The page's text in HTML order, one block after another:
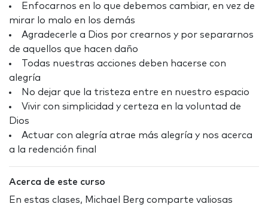
Enfocarnos en lo que debemos cambiar, en vez de
mirar lo malo en los demás
Agradecerle a Dios por crearnos y por separarnos
de aquellos que hacen daño
Todas nuestras acciones deben hacerse con
alegría
No dejar que la tristeza entre en nuestro espacio
Vivir con simplicidad y certeza en la voluntad de
Dios
Actuar con alegría atrae más alegría y nos acerca
a la redención final
Acerca de este curso
En estas clases, Michael Berg comparte valiosas